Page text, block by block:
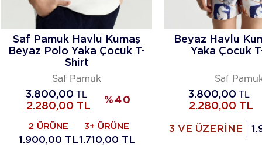
Saf Pamuk Havlu Kumaş
Beyaz Polo Yaka Çocuk T-
Shirt
Saf Pamuk
3.800,00TL
2.280,00 TL
%40
2 ÜRÜNE
1.900,00 TL
3+ ÜRÜNE
1.710,00 TL
Beyaz Havlu
Yaka Çocuk
Saf
3.800,00TL
2.280,00 TL
3 VE ÜZERİNE